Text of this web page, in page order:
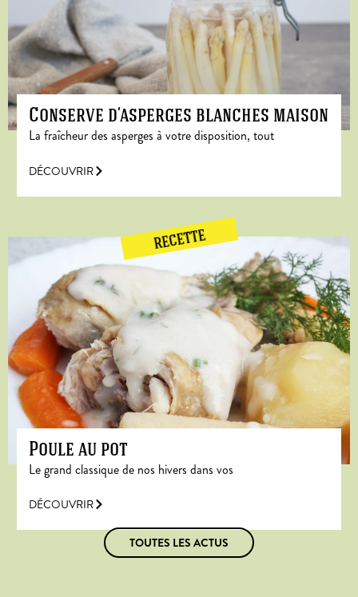
Conserve d’asperges blanches maison
La fraîcheur des asperges à votre disposition, tout
DÉCOUVRIR
RECETTE
Poule au pot
Le grand classique de nos hivers dans vos
DÉCOUVRIR
TOUTES LES ACTUS